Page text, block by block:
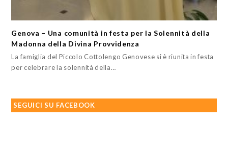
Genova – Una comunità in festa per la Solennità della
Madonna della Divina Provvidenza
La famiglia del Piccolo Cottolengo Genovese si è riunita in festa
per celebrare la solennità della…
SEGUICI SU FACEBOOK